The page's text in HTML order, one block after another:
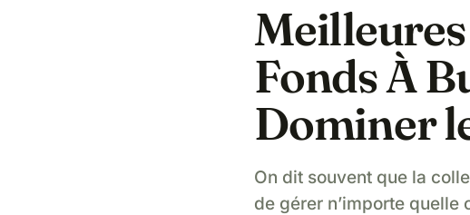
Fonds À
Dominer
On dit souvent que la
de gérer n’importe quelle